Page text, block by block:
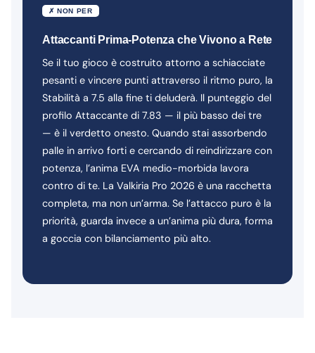
✗ NON PER
Attaccanti Prima-Potenza che Vivono a Rete
Se il tuo gioco è costruito attorno a schiacciate
pesanti e vincere punti attraverso il ritmo puro, la
Stabilità a 7.5 alla fine ti deluderà. Il punteggio del
profilo Attaccante di 7.83 — il più basso dei tre
— è il verdetto onesto. Quando stai assorbendo
palle in arrivo forti e cercando di reindirizzare con
potenza, l’anima EVA medio-morbida lavora
contro di te. La Valkiria Pro 2026 è una racchetta
completa, ma non un’arma. Se l’attacco puro è la
priorità, guarda invece a un’anima più dura, forma
a goccia con bilanciamento più alto.